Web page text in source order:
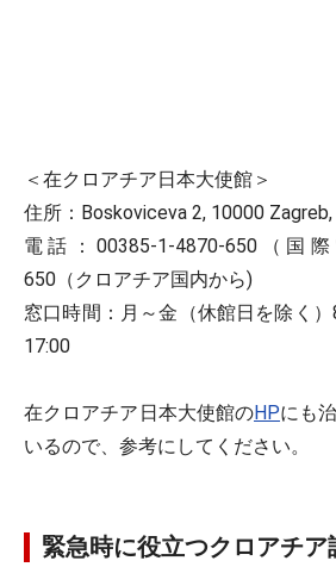
＜在クロアチア日本大使館＞
住所：Boskoviceva 2, 10000 Zagreb,
電話：00385-1-4870-650（国
650（クロアチア国内から)
窓口時間：月～金（休館日を除く）
17:00
在クロアチア日本大使館のHPにも
いるので、参考にしてください。
緊急時に役立つクロアチア